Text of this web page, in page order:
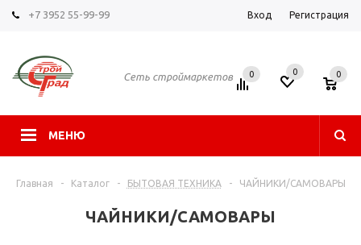
+7 3952 55-99-99 Вход Регистрация
Сеть строймаркетов
МЕНЮ
0 0 0
Главная - Каталог - БЫТОВАЯ ТЕХНИКА - ЧАЙНИКИ/САМОВАРЫ
ЧАЙНИКИ/САМОВАРЫ